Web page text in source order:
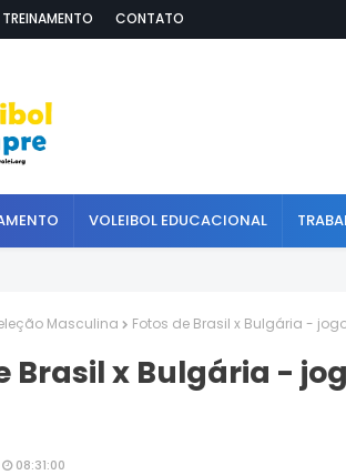
TREINAMENTO CONTATO
VOLEIBOL EDUCACIONAL
Masculina Fotos de Brasil x Bulgária -
Brasil x Bulgária -
08:31:00